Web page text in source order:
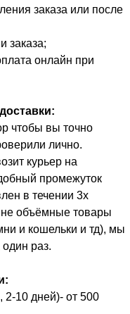
заказа или после
заказа;
онлайн при
чтобы вы точно
лично.
курьер на
промежуток
в течении 3х
объёмные товары
и кошельки и тд), мы
раз.
10 дней)- от 500